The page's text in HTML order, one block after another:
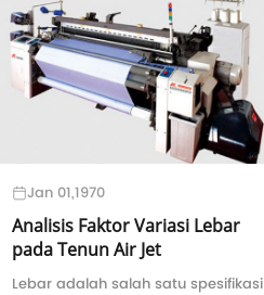
Jan 01,1970
Analisis Faktor Variasi Lebar
pada Tenun Air Jet
Lebar adalah salah satu spesifikasi